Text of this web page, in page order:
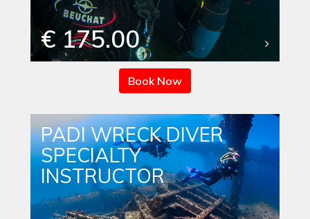
€ 175.00
Book Now
PADI WRECK DIVER
SPECIALTY
INSTRUCTOR